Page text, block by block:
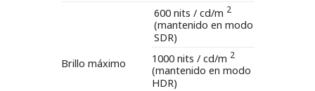
Brillo máximo
600 nits / cd/m 2
(mantenido en modo
SDR)
1000 nits / cd/m 2
(mantenido en modo
HDR)